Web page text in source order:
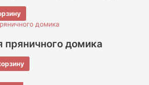
пряничного домика